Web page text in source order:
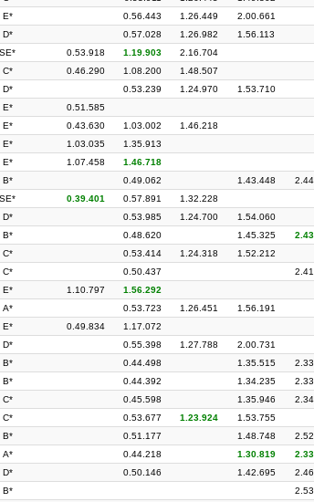
E* 0.56.443 1.26.449
2.00.661
D* 0.57.028 1.26.982
1.56.113
SE* 0.53.918 1.19.903
2.16.704
C* 0.46.290 1.08.200
1.48.507
D* 0.53.239 1.24.970
1.53.710
E*
0.51.585
E* 0.43.630 1.03.002
1.46.218
E* 1.03.035
1.35.913
E* 1.07.458
1.46.718
B* 0.49.062 1.43.448
SE* 0.39.401 0.57.891
1.32.228
D* 0.53.985 1.24.700
1.54.060
B* 0.48.620 1.45.325
C* 0.53.414 1.24.318
1.52.212
C* 0.50.437
E* 1.10.797
1.56.292
A* 0.53.723 1.26.451
1.56.191
E* 0.49.834
1.17.072
D* 0.55.398 1.27.788
2.00.731
B* 0.44.498 1.35.515
B* 0.44.392 1.34.235
C* 0.45.598 1.35.946
C* 0.53.677 1.23.924
1.53.755
B* 0.51.177 1.48.748
A* 0.44.218 1.30.819
D* 0.50.146 1.42.695
B*